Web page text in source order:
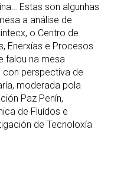
Estas son algunhas
a análise de
o Centro de
Enerxías e Procesos
falou na mesa
con perspectiva de
moderada pola
Paz Penín,
de Fluídos e
de Tecnoloxía